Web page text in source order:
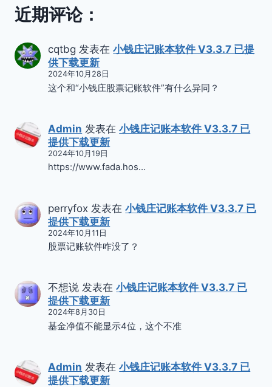
近期评论：
cqtbg 发表在小钱庄记账本软件 V3.3.7 已提
供下载更新
2024年10月28日
这个和“小钱庄股票记账软件”有什么异同？
Admin 发表在小钱庄记账本软件 V3.3.7 已
提供下载更新
2024年10月19日
https://www.fada.hos…
perryfox 发表在小钱庄记账本软件 V3.3.7 已
提供下载更新
2024年10月11日
股票记账软件咋没了？
不想说 发表在小钱庄记账本软件 V3.3.7 已
提供下载更新
2024年8月30日
基金净值不能显示4位，这个不准
Admin 发表在小钱庄记账本软件 V3.3.7 已
提供下载更新